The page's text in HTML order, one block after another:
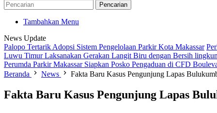
Pencarian
Tambahkan Menu
News Update
Palopo Tertarik Adopsi Sistem Pengelolaan Parkir Kota Makassar
Luwu Timur Laksanakan Gerakan Langit Biru dengan Bersih
Perumda Parkir Makassar Siapkan Posko Pengaduan di CFD
Beranda
News Fakta Baru Kasus Pengunjung Lapas
Fakta Baru Kasus Pengunjung Lapas